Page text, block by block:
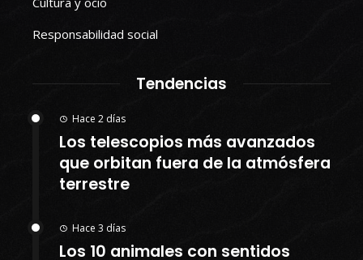
Responsabilidad social
Tendencias
Hace 2 días
Los telescopios más avanzados
que orbitan fuera de la atmósfera
terrestre
Hace 3 días
Los 10 animales con sentidos